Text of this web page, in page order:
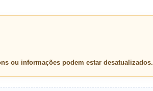
ou informações podem estar desatualizados.